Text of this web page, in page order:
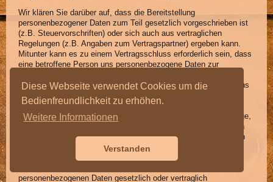
Diese Webseite verwendet Cookies um die
Bedienfreundlichkeit zu erhöhen.
Weitere Informationen
Verstanden
Wir klären Sie darüber auf, dass die Bereitstellung
personenbezogener Daten zum Teil gesetzlich vorgeschrieben ist
(z.B. Steuervorschriften) oder sich auch aus vertraglichen
Regelungen (z.B. Angaben zum Vertragspartner) ergeben kann.
Mitunter kann es zu einem Vertragsschluss erforderlich sein, dass
eine betroffene Person uns personenbezogene Daten zur
müssen. Die betroffene Person ist beispielsweise verpflichtet uns
personenbezogene Daten bereitzustellen, wenn unser
Unternehmen mit ihr einen Vertrag abschließt. Eine
Nichtbereitstellung der personenbezogenen Daten hätte zur Folge,
dass der Vertrag mit dem Betroffenen nicht geschlossen werden
könnte. Vor einer Bereitstellung personenbezogener Daten durch
den Betroffenen muss sich der Betroffene an einen unserer
Mitarbeiter wenden. Unser Mitarbeiter klärt den Betroffenen
personenbezogenen Daten gesetzlich oder vertraglich